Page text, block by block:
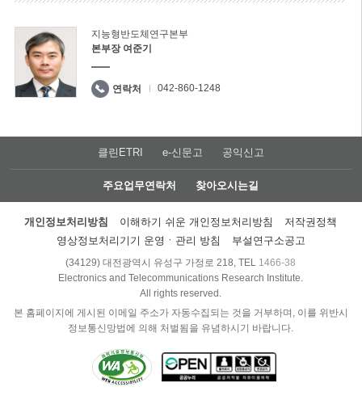
지능형반도체연구본부
본부장 여준기
연락처 042-860-1248
클린ETRI e-신문고 공익신고
주요업무연락처 찾아오시는길
개인정보처리방침 이해하기 쉬운 개인정보처리방침
저작권정책
영상정보처리기기 운영ㆍ관리 방침
부설연구소공고
(34129) 대전광역시 유성구 가정로 218, TEL 1466-38
Electronics and Telecommunications Research Institute.
All rights reserved.
본 홈페이지에 게시된 이메일 주소가 자동수집되는 것을 거부하며, 이를 위반시
정보통신망법에 의해 처벌됨을 유념하시기 바랍니다.